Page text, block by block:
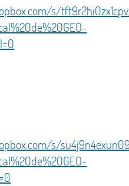
s/
s/